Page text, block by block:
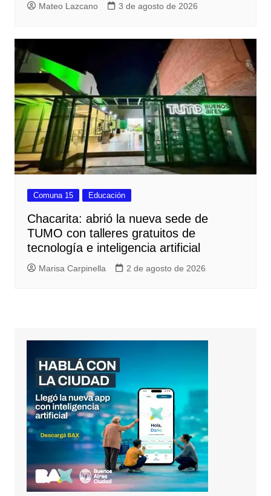
Mateo Lazcano 3 de agosto de 2026
Comuna 15 Educación
Chacarita: abrió la nueva sede de
TUMO con talleres gratuitos de
tecnología e inteligencia artificial
Marisa Carpinella 2 de agosto de 2026